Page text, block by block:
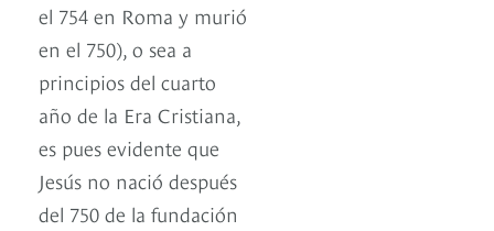
el 754 en Roma y murió
en el 750), o sea a
principios del cuarto
año de la Era Cristiana,
es pues evidente que
Jesús no nació después
del 750 de la fundación